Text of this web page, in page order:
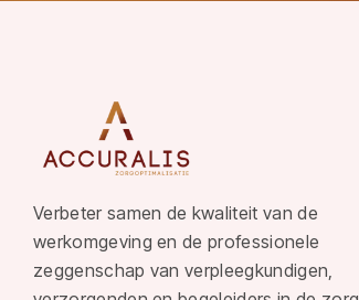
Verbeter samen de kwaliteit van de
werkomgeving en de professionele
zeggenschap van verpleegkundigen,